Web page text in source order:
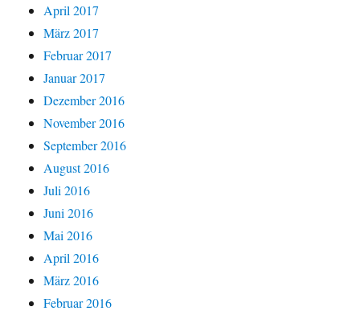
April 2017
März 2017
Februar 2017
Januar 2017
Dezember 2016
November 2016
September 2016
August 2016
Juli 2016
Juni 2016
Mai 2016
April 2016
März 2016
Februar 2016